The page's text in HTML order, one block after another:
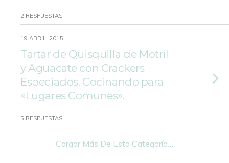
2 RESPUESTAS
19 ABRIL, 2015
Tartar de Quisquilla de Motril
y Aguacate con Crackers
Especiados. Cocinando para
«Lugares Comunes».
5 RESPUESTAS
Cargar Más De Esta Categoría…